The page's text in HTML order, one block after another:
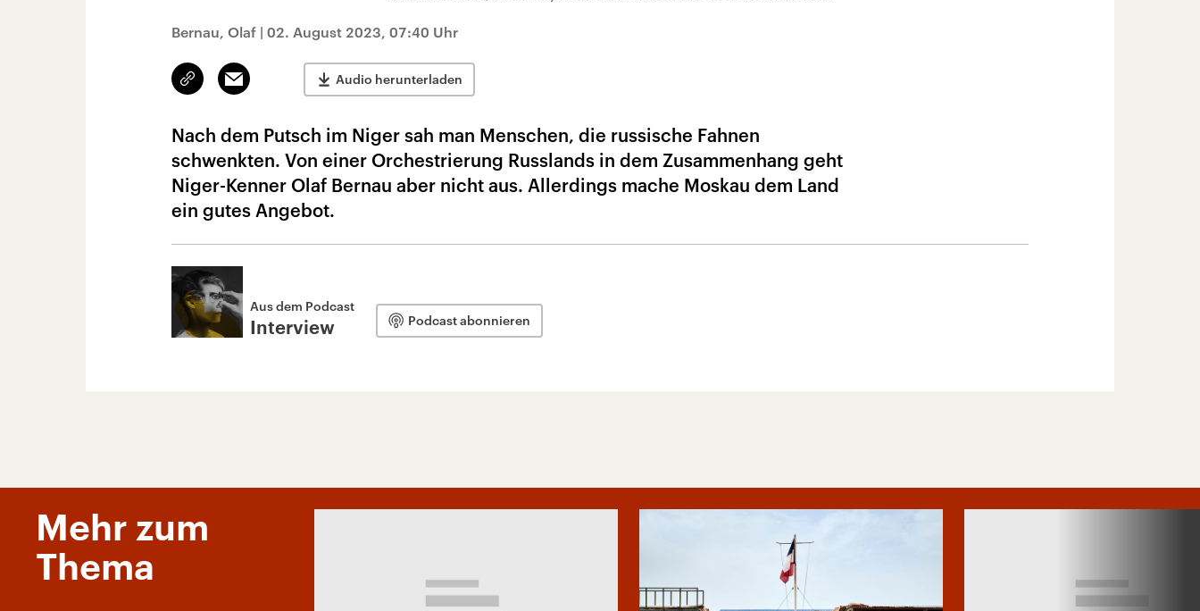
Bernau, Olaf | 02. August 2023, 07:40 Uhr
Link
kopieren/teilen
Email Audio herunterladen
Nach dem Putsch im Niger sah man Menschen, die russische Fahnen
schwenkten. Von einer Orchestrierung Russlands in dem Zusammenhang geht
Niger-Kenner Olaf Bernau aber nicht aus. Allerdings mache Moskau dem Land
ein gutes Angebot.
Aus dem Podcast
Interview Podcast abonnieren
Mehr zum
Thema